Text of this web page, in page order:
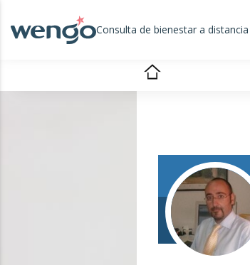
Consulta de bienestar a distancia